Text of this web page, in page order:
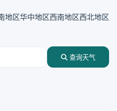
地区华中地区西南地区西北地区
查询天气